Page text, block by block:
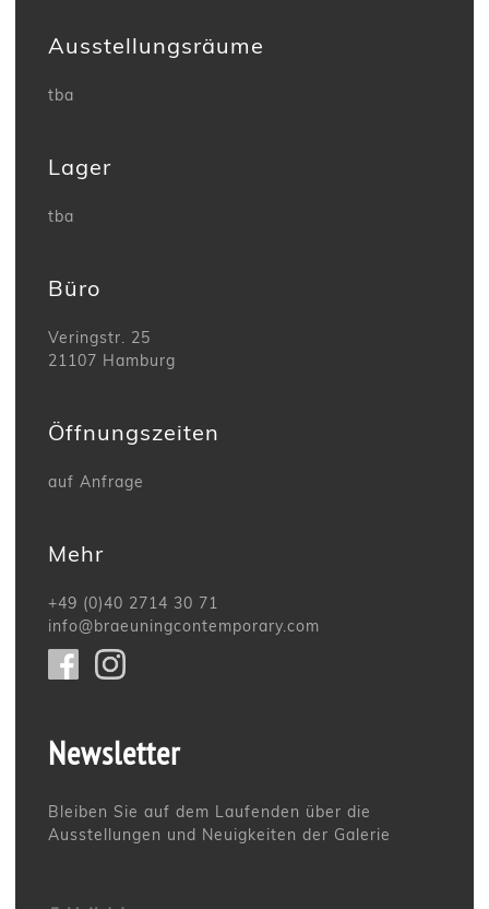
Ausstellungsräume
tba
Lager
tba
Büro
Veringstr. 25
21107 Hamburg
Öffnungszeiten
auf Anfrage
Mehr
+49 (0)40 2714 30 71
info@braeuningcontemporary.com
Newsletter
Bleiben Sie auf dem Laufenden über die
Ausstellungen und Neuigkeiten der Galerie